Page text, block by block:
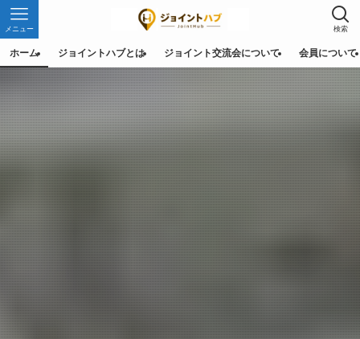
検索
メニュー
ホーム ジョイントハブとは ジョイント交流会について 会員について